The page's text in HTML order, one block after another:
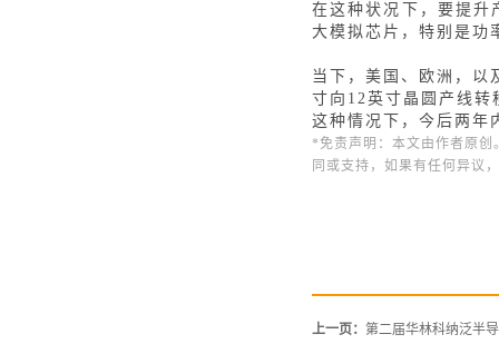
在这种状况下，要提升
大模拟芯片，特别是功
当下，美国、欧洲，以
寸向12英寸晶圆产线转
这种情况下，今后两年
*免责声明：本文由作者原
同或支持，如果有任何异议
上一页： 第二届华林科纳泛半